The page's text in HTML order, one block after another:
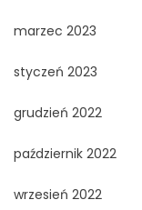
marzec 2023
styczeń 2023
grudzień 2022
październik 2022
wrzesień 2022